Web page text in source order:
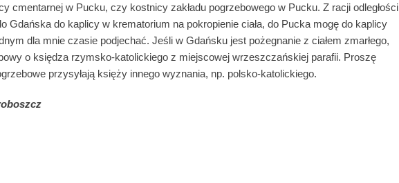
cmentarnej w Pucku, czy kostnicy zakładu pogrzebowego w Pucku. Z racji odległości
Gdańska do kaplicy w krematorium na pokropienie ciała, do Pucka mogę do kaplicy
dla mnie czasie podjechać. Jeśli w Gdańsku jest pożegnanie z ciałem zmarłego,
o księdza rzymsko-katolickiego z miejscowej wrzeszczańskiej parafii. Proszę
przysyłają księży innego wyznania, np. polsko-katolickiego.